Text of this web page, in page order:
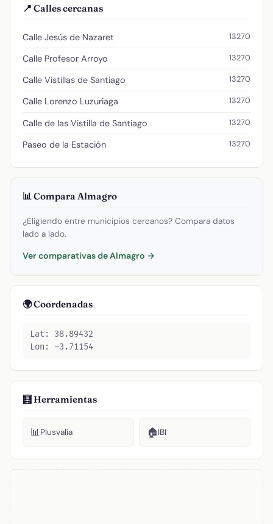
📍 Calles cercanas
Calle Jesús de Nazaret 13270
Calle Profesor Arroyo 13270
Calle Vistillas de Santiago 13270
Calle Lorenzo Luzuriaga 13270
Calle de las Vistilla de Santiago 13270
Paseo de la Estación 13270
📊 Compara Almagro
¿Eligiendo entre municipios cercanos? Compara datos
lado a lado.
Ver comparativas de Almagro →
🌍 Coordenadas
Lat: 38.89432
Lon: -3.71154
🧮 Herramientas
📊Plusvalía 🏠IBI